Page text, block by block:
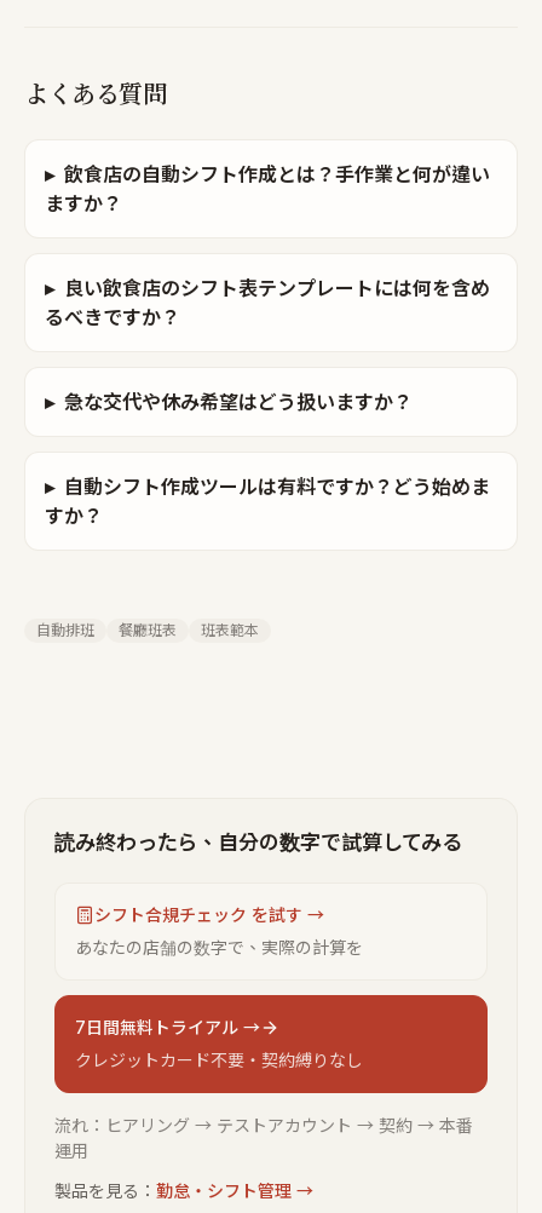
よくある質問
▸ 飲食店の自動シフト作成とは？手作業と何が違い
ますか？
▸ 良い飲食店のシフト表テンプレートには何を含め
るべきですか？
▸ 急な交代や休み希望はどう扱いますか？
▸ 自動シフト作成ツールは有料ですか？どう始めま
すか？
自動排班 餐廳班表 班表範本
読み終わったら、自分の数字で試算してみる
シフト合規チェック を試す →
あなたの店舗の数字で、実際の計算を
7日間無料トライアル →
クレジットカード不要・契約縛りなし
流れ：ヒアリング → テストアカウント → 契約 → 本番
運用
製品を見る： 勤怠・シフト管理 →